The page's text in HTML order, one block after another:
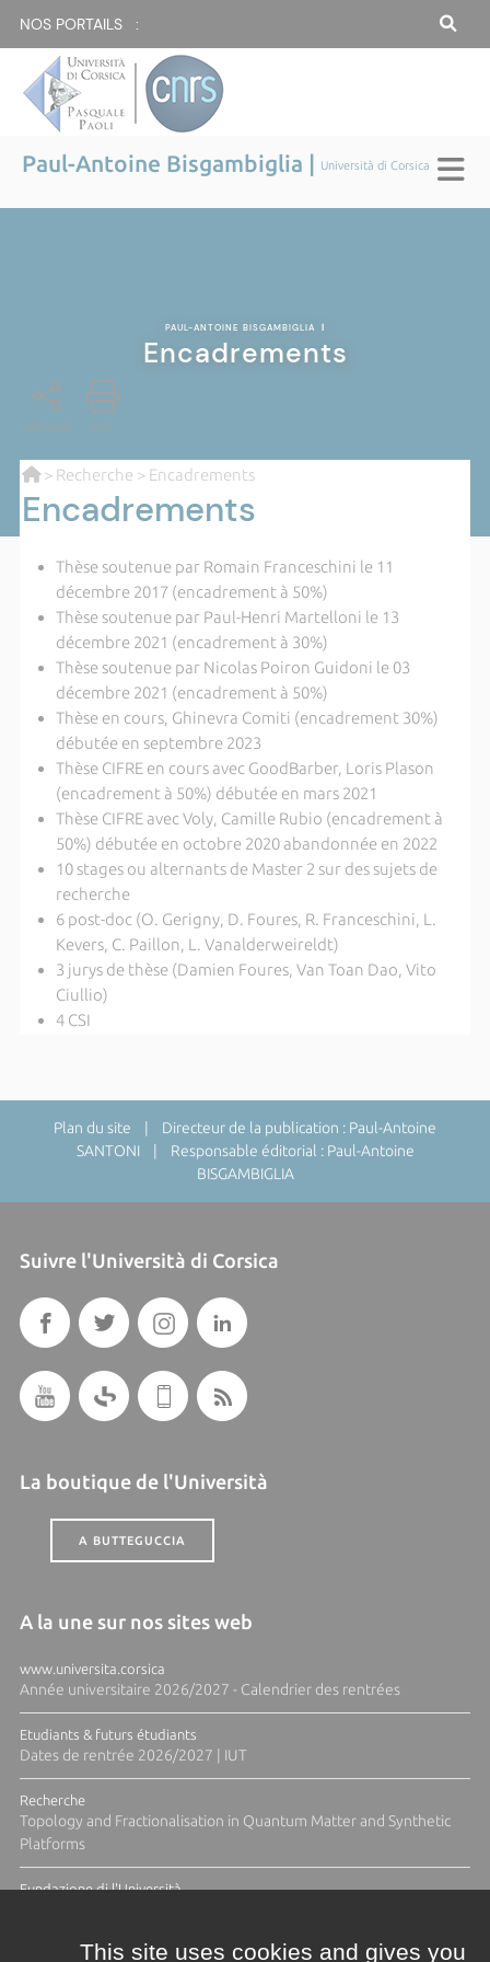
NOS PORTAILS :
Paul-Antoine Bisgambiglia | Università di Corsica
PAUL-ANTOINE BISGAMBIGLIA |
Encadrements
PARTAGE PDF
> Recherche > Encadrements
Encadrements
Thèse soutenue par Romain Franceschini le 11
décembre 2017 (encadrement à 50%)
Thèse soutenue par Paul-Henri Martelloni le 13
décembre 2021 (encadrement à 30%)
Thèse soutenue par Nicolas Poiron Guidoni le 03
décembre 2021 (encadrement à 50%)
Thèse en cours, Ghinevra Comiti (encadrement 30%)
débutée en septembre 2023
Thèse CIFRE en cours avec GoodBarber, Loris Plason
(encadrement à 50%) débutée en mars 2021
Thèse CIFRE avec Voly, Camille Rubio (encadrement à
50%) débutée en octobre 2020 abandonnée en 2022
10 stages ou alternants de Master 2 sur des sujets de
recherche
6 post-doc (O. Gerigny, D. Foures, R. Franceschini, L.
Kevers, C. Paillon, L. Vanalderweireldt)
3 jurys de thèse (Damien Foures, Van Toan Dao, Vito
Ciullio)
4 CSI
Plan du site | Directeur de la publication : Paul-Antoine
SANTONI | Responsable éditorial : Paul-Antoine
BISGAMBIGLIA
Suivre l'Università di Corsica
La boutique de l'Università
A BUTTEGUCCIA
A la une sur nos sites web
www.universita.corsica
Année universitaire 2026/2027 - Calendrier des rentrées
Etudiants & futurs étudiants
Dates de rentrée 2026/2027 | IUT
Recherche
Topology and Fractionalisation in Quantum Matter and Synthetic
Platforms
Fundazione di l'Università
This site uses cookies and gives you